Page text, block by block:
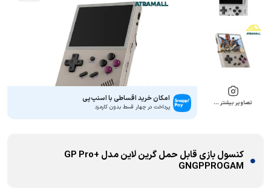
تصاویر بیشتر … امکان خرید اقساطی با اسنپ‌پی
پرداخت در چهار قسط بدون کارمزد
کنسول بازی قابل حمل گرین لاین مدل GP Pro+
GNGPPROGAM